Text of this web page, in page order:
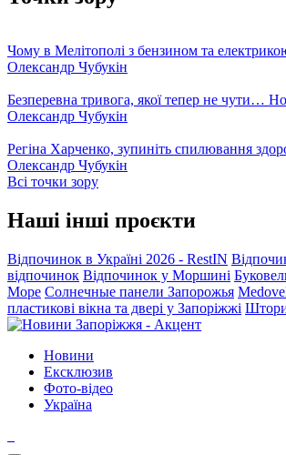
Чому в Мелітополі з бензином та
Олександр Чубукін
Безперевна тривога, якої тепер не чути…
Олександр Чубукін
Регіна Харченко, зупиніть спилювання
Олександр Чубукін
Всі точки зору
Наші інші проєкти
Відпочинок в Україні 2026 - RestIN
відпочинок Відпочинок у Моршині
Море Солнечные панели Запорожья
пластикові вікна та двері у Запоріжжі Штори
Новини
Ексклюзив
Фото-відео
Україна